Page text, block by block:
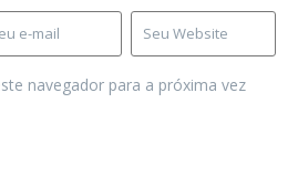
navegador para a próxima vez